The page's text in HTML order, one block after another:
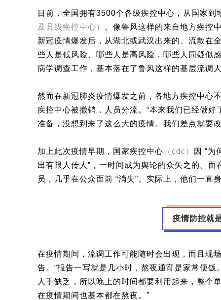
目前，全国拥有3500个各级疾控中心，从国家到
及县级疾控中心）
。像鲁风这样的来自地方疾控
新冠疫情爆发后，从湖北或武汉出来的、流散在
些人是低风险、哪些人是高风险，哪些人同疑似
病学调查工作，基本落在了鲁风这样的基层流调
然而在新冠肺炎疫情爆发之前，各地方疾控中心
疾控中心被撤销，人员分流。“本来我们已经做
准备，没想到来了这么大的疫情。我们差点就要
加上此次疫情早期，国家疾控中心 （cdc）
因 “为
出有限人传人”，一时间成为舆论的众矢之的。
员，几乎在公众面前 “消失”。实际上，他们一直
疫情防控就
在疫情期间，流调工作可能随时会出现，而且现
告。“报告一写就是几小时，熬夜通宵是家常便
人手缺乏，所以晚上的时间都要利用起来，整个
在疫情期间也基本都在熬夜。”